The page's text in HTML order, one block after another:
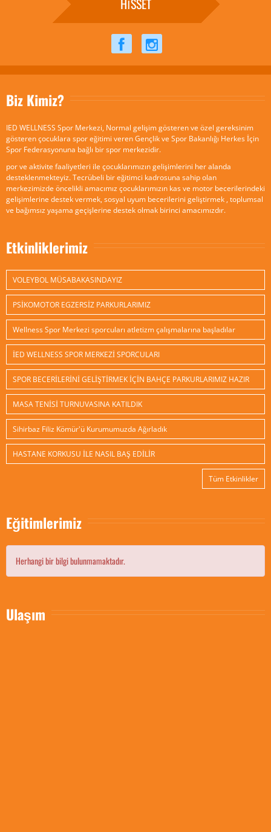
Biz Kimiz?
IED WELLNESS Spor Merkezi, Normal gelişim gösteren ve özel gereksinim
gösteren çocuklara spor eğitimi veren Gençlik ve Spor Bakanlığı Herkes İçin
Spor Federasyonuna bağlı bir spor merkezidir.
por ve aktivite faaliyetleri ile çocuklarımızın gelişimlerini her alanda
desteklenmekteyiz. Tecrübeli bir eğitimci kadrosuna sahip olan
merkezimizde öncelikli amacımız çocuklarımızın kas ve motor becerilerindeki
gelişimlerine destek vermek, sosyal uyum becerilerini geliştirmek , toplumsal
ve bağımsız yaşama geçişlerine destek olmak birinci amacımızdır.
Etkinliklerimiz
VOLEYBOL MÜSABAKASINDAYIZ
PSİKOMOTOR EGZERSİZ PARKURLARIMIZ
Wellness Spor Merkezi sporcuları atletizm çalışmalarına başladılar
İED WELLNESS SPOR MERKEZİ SPORCULARI
SPOR BECERİLERİNİ GELİŞTİRMEK İÇİN BAHÇE PARKURLARIMIZ HAZIR
MASA TENİSİ TURNUVASINA KATILDIK
Sihirbaz Filiz Kömür'ü Kurumumuzda Ağırladık
HASTANE KORKUSU İLE NASIL BAŞ EDİLİR
Tüm Etkinlikler
Eğitimlerimiz
Herhangi bir bilgi bulunmamaktadır.
Ulaşım